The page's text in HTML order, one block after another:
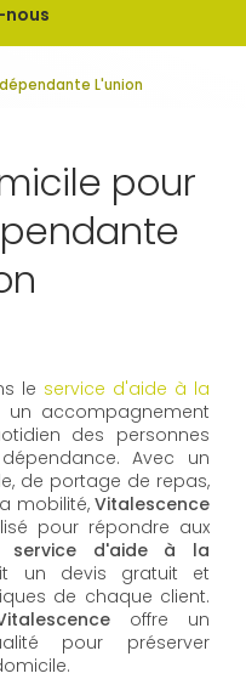
L'union
pour
le service d'aide à la
un accompagnement
des personnes
Avec un
de portage de repas,
mobilité, Vitalescence
pour répondre aux
service d'aide à la
un devis gratuit et
de chaque client.
offre un
pour préserver